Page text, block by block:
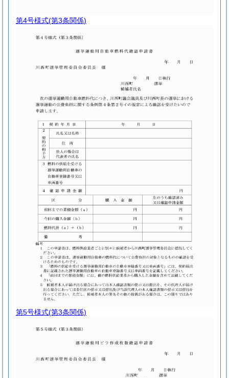
第4号様式(第3条関係)
第5号様式(第3条関係)